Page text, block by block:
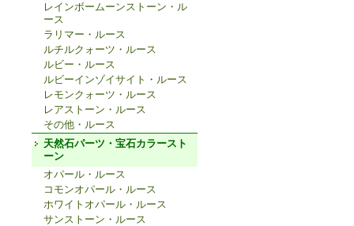
レインボームーンストーン・ル
ース
ラリマー・ルース
ルチルクォーツ・ルース
ルビー・ルース
ルビーインゾイサイト・ルース
レモンクォーツ・ルース
レアストーン・ルース
その他・ルース
天然石パーツ・宝石カラースト
ーン
オパール・ルース
コモンオパール・ルース
ホワイトオパール・ルース
サンストーン・ルース